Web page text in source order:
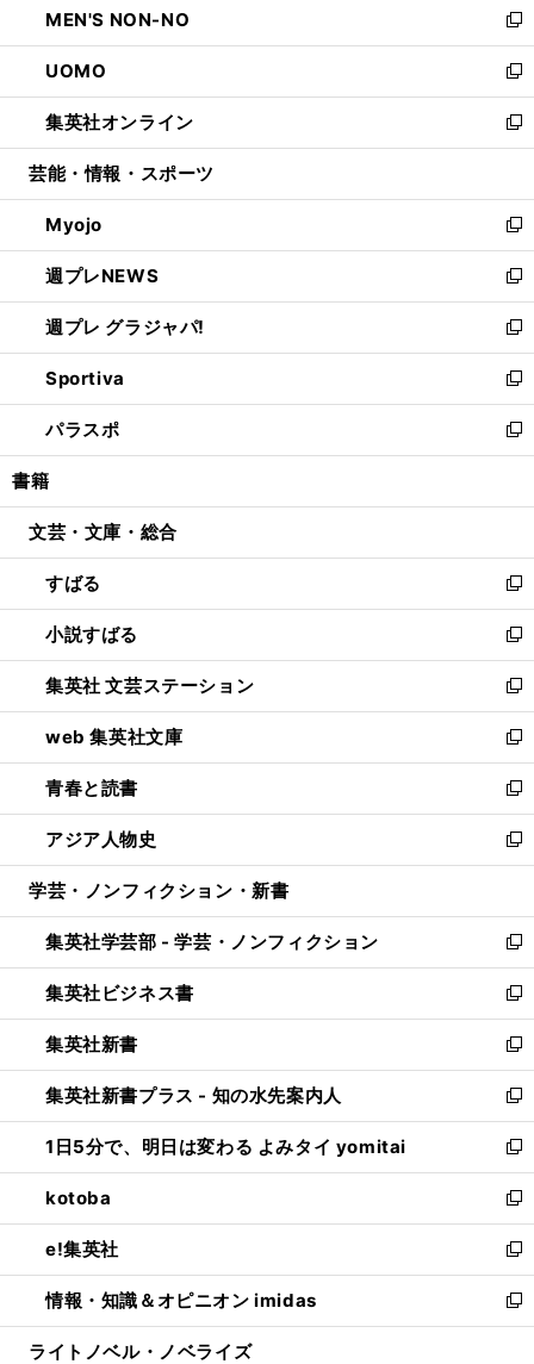
く
で
開
く
ド
ウ
で
開
く
ィ
ン
ド
ウ
で
開
い
ウ
ィ
ン
ド
ウ
開
く
MEN'S NON-NO
新
し
い
ウ
ィ
ン
ウ
で
開
く
UOMO
新
し
い
ウ
ン
ド
ウ
で
開
く
集英社オンライン
新
し
ウ
ィ
ン
ド
ウ
で
開
く
芸能・情報・スポーツ
Myojo
新
し
い
ウ
ィ
ン
ド
ウ
で
開
週プレNEWS
新
し
い
ウ
ィ
ン
ド
ウ
開
週プレ グラジャパ!
新
し
い
ウ
ィ
ン
ウ
開
く
Sportiva
新
し
い
ウ
ン
ウ
で
開
く
パラスポ
新
し
ウ
ン
ド
ウ
で
開
く
書籍
文芸・文庫・総合
すばる
新
し
い
ウ
ィ
ン
ド
ウ
で
開
く
小説すばる
新
し
い
ウ
ィ
ン
ド
ウ
で
開
集英社 文芸ステーション
新
し
い
ウ
ィ
ン
ド
ウ
開
く
web 集英社文庫
新
し
い
ウ
ィ
ン
ウ
で
開
く
青春と読書
新
し
い
ウ
ン
ド
ウ
で
開
く
アジア人物史
新
し
ウ
ィ
ン
ド
ウ
で
開
く
学芸・ノンフィクション・新書
集英社学芸部 - 学芸・ノンフィクション
新
し
い
ウ
ィ
ン
ド
ウ
で
開
く
集英社ビジネス書
新
し
い
ウ
ィ
ン
ド
ウ
で
開
く
集英社新書
新
し
い
ウ
ィ
ン
ド
ウ
で
開
く
集英社新書プラス - 知の水先案内人
新
し
い
ウ
ィ
ン
ド
ウ
で
開
1日5分で、明日は変わる よみタイ yomitai
新
し
い
ウ
ィ
ン
ド
ウ
kotoba
新
し
い
ウ
ィ
ン
e!集英社
新
し
い
ウ
情報・知識＆オピニオン imidas
新
し
ライトノベル・ノベライズ